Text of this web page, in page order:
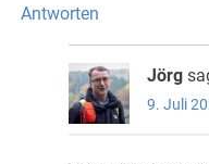
Antworten
Jörg
9. Juli